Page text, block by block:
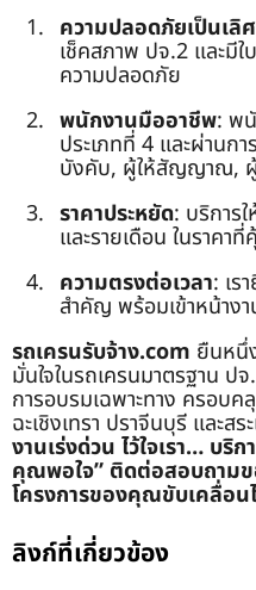
ความปลอดภัยเป็นเลิศ
เช็คสภาพ ปจ.2 และมี
ความปลอดภัย
พนักงานมืออาชีพ: พ
ประเภทที่ 4 และผ่าน
บังคับ, ผู้ให้สัญญาณ,
ราคาประหยัด: บริการ
และรายเดือน ในราคา
ความตรงต่อเวลา: เร
สำคัญ พร้อมเข้าหน้าง
รถเครนรับจ้าง.com ยืนหนึ่
มั่นใจในรถเครนมาตรฐาน
การอบรมเฉพาะทาง ครอบ
ฉะเชิงเทรา ปราจีนบุรี และสร
งานเร่งด่วน ไว้ใจเรา… บริ
คุณพอใจ” ติดต่อสอบถามข
โครงการของคุณขับเคลื่อน
ลิงก์ที่เกี่ยวข้อง